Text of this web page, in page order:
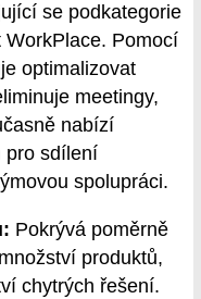
se podkategorie
Pomocí
optimalizovat
meetingy,
nabízí
pro sdílení
spolupráci.
Pokrývá poměrně
produktů,
chytrých řešení.